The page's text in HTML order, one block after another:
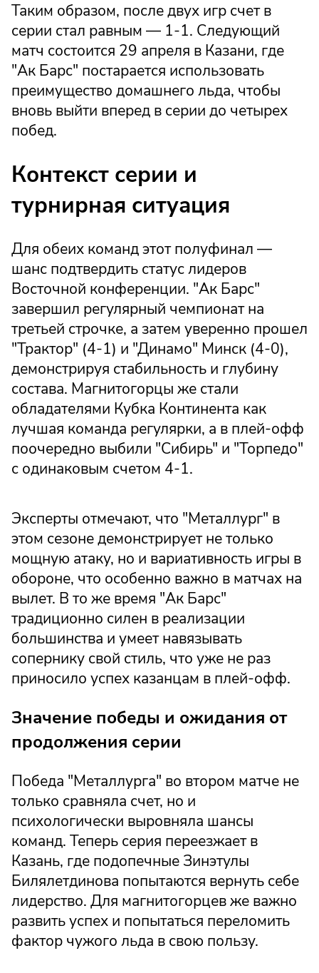
Таким образом, после двух игр счет в
серии стал равным — 1-1. Следующий
матч состоится 29 апреля в Казани, где
"Ак Барс" постарается использовать
преимущество домашнего льда, чтобы
вновь выйти вперед в серии до четырех
побед.
Контекст серии и
турнирная ситуация
Для обеих команд этот полуфинал —
шанс подтвердить статус лидеров
Восточной конференции. "Ак Барс"
завершил регулярный чемпионат на
третьей строчке, а затем уверенно прошел
"Трактор" (4-1) и "Динамо" Минск (4-0),
демонстрируя стабильность и глубину
состава. Магнитогорцы же стали
обладателями Кубка Континента как
лучшая команда регулярки, а в плей-офф
поочередно выбили "Сибирь" и "Торпедо"
с одинаковым счетом 4-1.
Эксперты отмечают, что "Металлург" в
этом сезоне демонстрирует не только
мощную атаку, но и вариативность игры в
обороне, что особенно важно в матчах на
вылет. В то же время "Ак Барс"
традиционно силен в реализации
большинства и умеет навязывать
сопернику свой стиль, что уже не раз
приносило успех казанцам в плей-офф.
Значение победы и ожидания от
продолжения серии
Победа "Металлурга" во втором матче не
только сравняла счет, но и
психологически выровняла шансы
команд. Теперь серия переезжает в
Казань, где подопечные Зинэтулы
Билялетдинова попытаются вернуть себе
лидерство. Для магнитогорцев же важно
развить успех и попытаться переломить
фактор чужого льда в свою пользу.